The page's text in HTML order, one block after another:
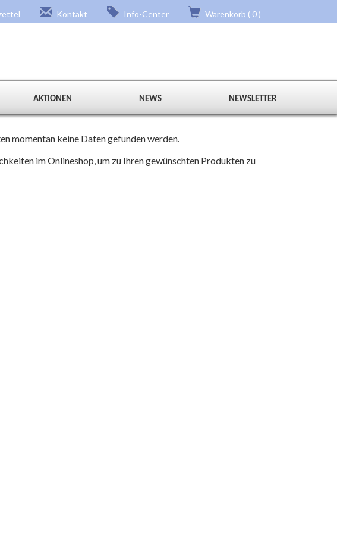
Kontakt Info-Center Warenkorb ( 0 )
AKTIONEN NEWS NEWSLETTER
momentan keine Daten gefunden werden.
im Onlineshop, um zu Ihren gewünschten Produkten zu